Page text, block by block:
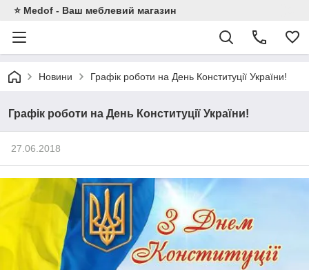
⭐ Medof - Ваш меблевий магазин
Новини Графік роботи на День Конституції України!
Графік роботи на День Конституції України!
27.06.2018